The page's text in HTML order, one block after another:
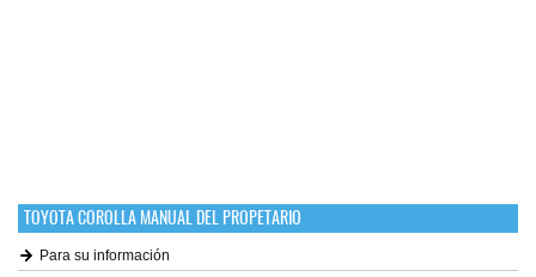
TOYOTA COROLLA MANUAL DEL PROPETARIO
Para su información